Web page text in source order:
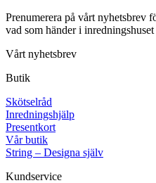
Prenumerera på vårt nyhetsbrev
vad som händer i
Vårt nyhetsbrev
Butik
Skötselråd
Inredningshjälp
Presentkort
Vår butik
String – Designa själv
Kundservice